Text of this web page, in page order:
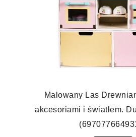
Malowany Las
akcesoriami i światłem.